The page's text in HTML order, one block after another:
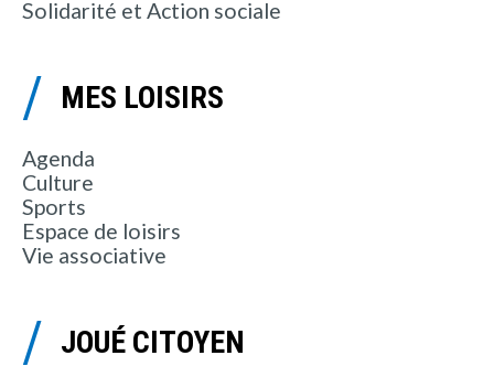
Solidarité et Action sociale
MES LOISIRS
Agenda
Culture
Sports
Espace de loisirs
Vie associative
JOUÉ CITOYEN